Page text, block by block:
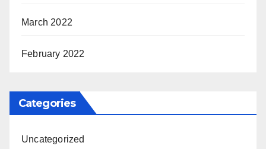
March 2022
February 2022
Categories
Uncategorized